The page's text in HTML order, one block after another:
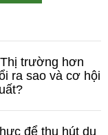
trường hơn
ra sao và cơ hội
để thu hút du